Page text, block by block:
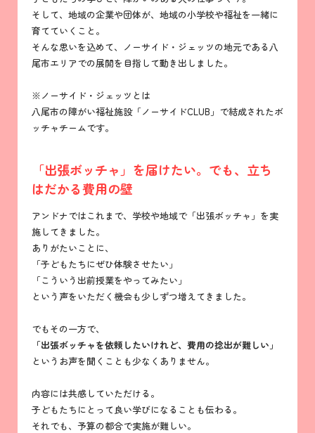
そして、地域の企業や団体が、地域の小学校や福祉を一緒に
育てていくこと。
そんな思いを込めて、ノーサイド・ジェッツの地元である八
尾市エリアでの展開を目指して動き出しました。
※ノーサイド・ジェッツとは
八尾市の障がい福祉施設「ノーサイドCLUB」で結成されたボ
ッチャチームです。
「出張ボッチャ」を届けたい。でも、立ち
はだかる費用の壁
アンドナではこれまで、学校や地域で「出張ボッチャ」を実
施してきました。
ありがたいことに、
「子どもたちにぜひ体験させたい」
「こういう出前授業をやってみたい」
という声をいただく機会も少しずつ増えてきました。
でもその一方で、
「出張ボッチャを依頼したいけれど、費用の捻出が難しい」
というお声を聞くことも少なくありません。
内容には共感していただける。
子どもたちにとって良い学びになることも伝わる。
それでも、予算の都合で実施が難しい。